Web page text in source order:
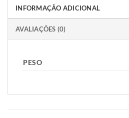
INFORMAÇÃO ADICIONAL
AVALIAÇÕES (0)
PESO